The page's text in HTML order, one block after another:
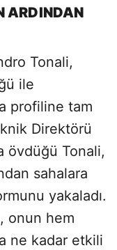
ARDINDAN
Tonali,
ile
profiline tam
Direktörü
övdüğü Tonali,
sahalara
yakaladı.
onun hem
ne kadar etkili